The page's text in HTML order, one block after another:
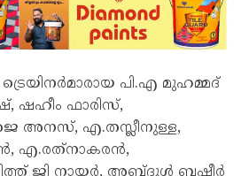
ട്രെയിനർമാരായ പി.എ മുഹമ്മദ്
ഷഹീം ഫാരിസ്,
അനസ്, എ.തസ്ലീനുള്ള,
എ.രത്‌നാകരൻ,
ജി നായർ, അബ്ദുൾ ബഷീർ